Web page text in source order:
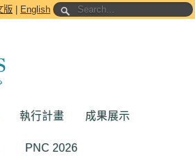
版 English
執行計畫 成果展示
PNC 2026